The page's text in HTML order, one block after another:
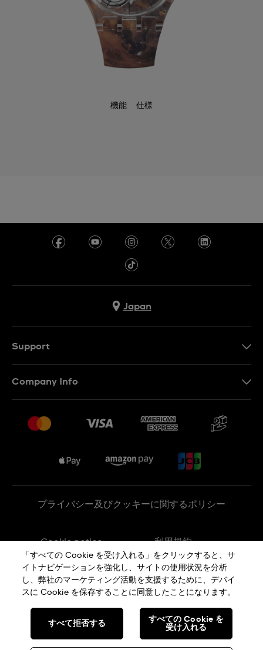
機能 仕様
Japan
Support
販売契約条件
Company Info
Swatchで働く
プライバシー及びクッキーに関するポリシー
Cookie notice 利用規約
特定商取引に関する法律に基づく表示
SWISS MADE
「すべての Cookie を受け入れる」をクリックすると、サ
イトナビゲーションを強化し、サイトの使用状況を分析
し、弊社のマーケティング活動を支援するために、デバイ
スに Cookie を保存することに同意したことになります。
すべて拒否する
すべての Cookie を
受け入れる